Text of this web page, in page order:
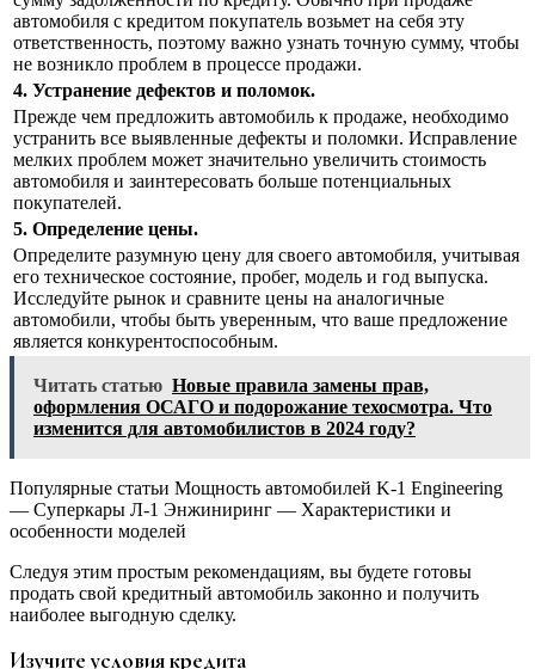
автомобиля с кредитом покупатель возьмет на себя эту
ответственность, поэтому важно узнать точную сумму, чтобы
не возникло проблем в процессе продажи.
4. Устранение дефектов и поломок.
Прежде чем предложить автомобиль к продаже, необходимо
устранить все выявленные дефекты и поломки. Исправление
мелких проблем может значительно увеличить стоимость
автомобиля и заинтересовать больше потенциальных
покупателей.
5. Определение цены.
Определите разумную цену для своего автомобиля, учитывая
его техническое состояние, пробег, модель и год выпуска.
Исследуйте рынок и сравните цены на аналогичные
автомобили, чтобы быть уверенным, что ваше предложение
является конкурентоспособным.
Читать статью Новые правила замены прав,
оформления ОСАГО и подорожание техосмотра. Что
изменится для автомобилистов в 2024 году?
Популярные статьи Мощность автомобилей K-1 Engineering
— Суперкары Л-1 Энжиниринг — Характеристики и
особенности моделей
Следуя этим простым рекомендациям, вы будете готовы
продать свой кредитный автомобиль законно и получить
наиболее выгодную сделку.
Изучите условия кредита